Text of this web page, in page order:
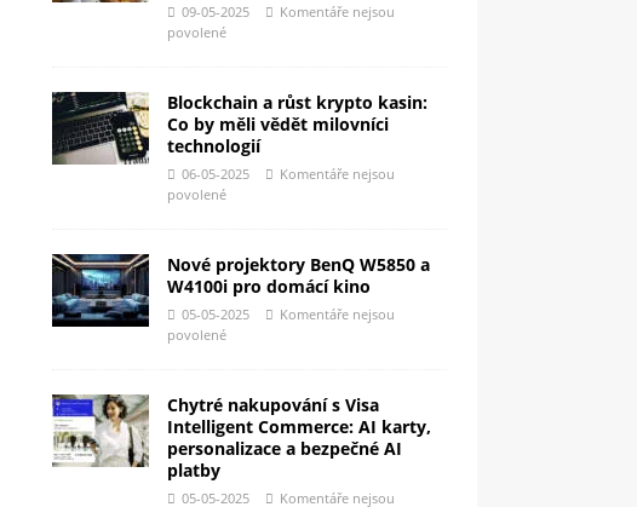
09-05-2025
Komentáře nejsou
povolené
Blockchain a růst krypto kasin:
Co by měli vědět milovníci
technologií
06-05-2025
Komentáře nejsou
povolené
Nové projektory BenQ W5850 a
W4100i pro domácí kino
05-05-2025
Komentáře nejsou
povolené
Chytré nakupování s Visa
Intelligent Commerce: AI karty,
personalizace a bezpečné AI
platby
05-05-2025 Komentáře nejsou